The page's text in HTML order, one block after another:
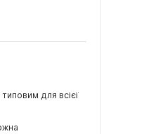
для всієї